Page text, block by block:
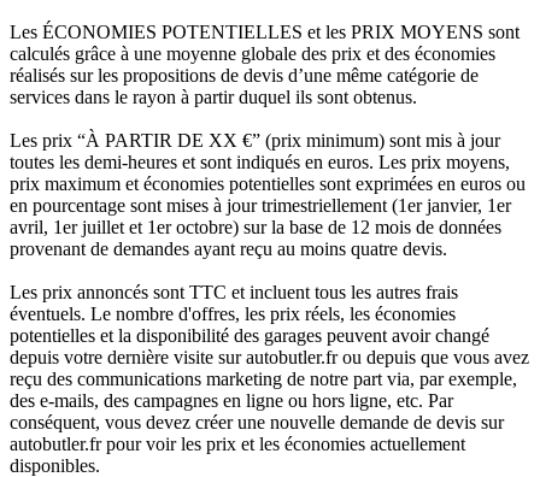
Les ÉCONOMIES POTENTIELLES et les PRIX MOYENS sont
calculés grâce à une moyenne globale des prix et des économies
réalisés sur les propositions de devis d’une même catégorie de
services dans le rayon à partir duquel ils sont obtenus.
Les prix “À PARTIR DE XX €” (prix minimum) sont mis à jour
toutes les demi-heures et sont indiqués en euros. Les prix moyens,
prix maximum et économies potentielles sont exprimées en euros ou
en pourcentage sont mises à jour trimestriellement (1er janvier, 1er
avril, 1er juillet et 1er octobre) sur la base de 12 mois de données
provenant de demandes ayant reçu au moins quatre devis.
Les prix annoncés sont TTC et incluent tous les autres frais
éventuels. Le nombre d'offres, les prix réels, les économies
potentielles et la disponibilité des garages peuvent avoir changé
depuis votre dernière visite sur autobutler.fr ou depuis que vous avez
reçu des communications marketing de notre part via, par exemple,
des e-mails, des campagnes en ligne ou hors ligne, etc. Par
conséquent, vous devez créer une nouvelle demande de devis sur
autobutler.fr pour voir les prix et les économies actuellement
disponibles.